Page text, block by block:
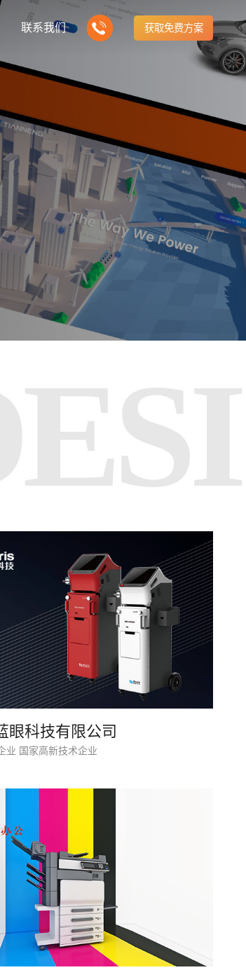
业营销型网站建设
销推广转化获客网站
站建设定制改版
定制化网站建设改版方案
机微信网站建设
移动手机互联网站开发
行业门户网站
行业门户网站平台开发
企业营销网站
营销型网站建力企业公信力
政府网站建设解决方案
外贸网站建设解决方案
企业网站建设解决方案
们的产品
多样化产品总有一个满足你的需求
建站知识
Website building knowledge
网站观点
Website viewpoint
公司团队
我们的团队协作精神
联系我们 获取免费方案
眼科技有限公司
业 国家高新技术企业
微信号